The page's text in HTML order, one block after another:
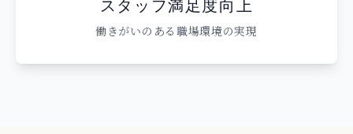
スタッフ満足度向上
働きがいのある職場環境の実現